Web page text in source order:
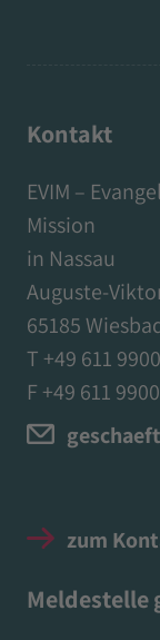
Kontakt
EVIM –
Mission
in Nassau
Auguste-
65185
T +49 611
F +49 611
zum
Meldestelle